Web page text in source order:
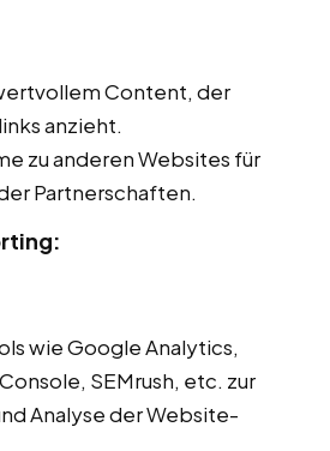
Content, der
anzieht.
zu anderen Websites für
Partnerschaften.
wie Google Analytics,
SEMrush, etc. zur
Analyse der Website-